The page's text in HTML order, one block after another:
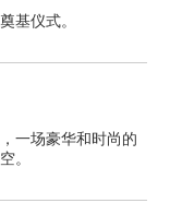
基仪式。
一场豪华和时尚的
。